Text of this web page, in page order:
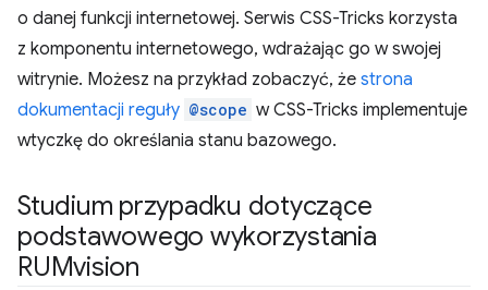
o danej funkcji internetowej. Serwis CSS-Tricks korzysta
z komponentu internetowego, wdrażając go w swojej
witrynie. Możesz na przykład zobaczyć, że strona
dokumentacji reguły @scope w CSS-Tricks implementuje
wtyczkę do określania stanu bazowego.
Studium przypadku dotyczące
podstawowego wykorzystania
RUMvision